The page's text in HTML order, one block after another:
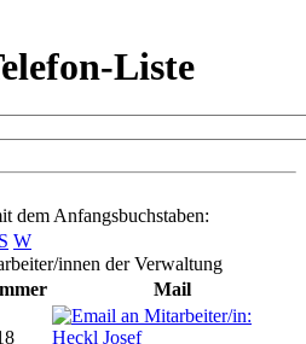
Liste
dem Anfangsbuchstaben:
S W
innen der Verwaltung
Mail